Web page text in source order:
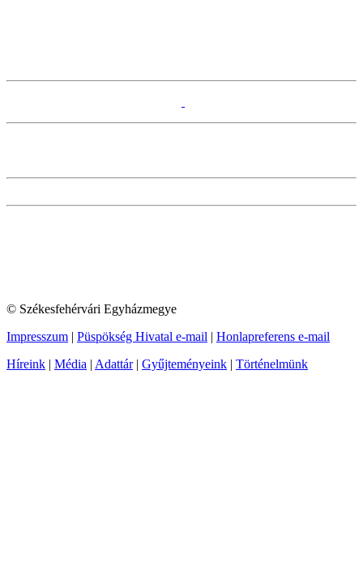
© Székesfehérvári Egyházmegye
Impresszum | Püspökség Hivatal e-mail | Honlapreferens e-mail
Híreink | Média | Adattár| Gyűjteményeink | Történelmünk